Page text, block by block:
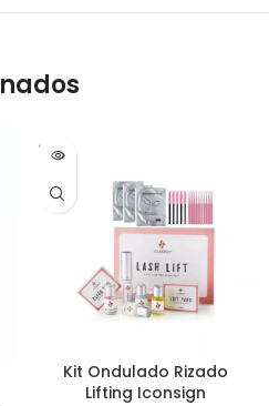
SOLD
OUT
Kit Ondulado Rizado
Lifting Iconsign